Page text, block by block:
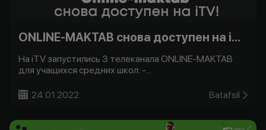
ONLINE-MAKTAB снова доступен на iTV!
На iTV запустились 3 телеканала ONLINE-MAKTAB
для учащихся средних школ: -...
24.01.2022 Batafsil